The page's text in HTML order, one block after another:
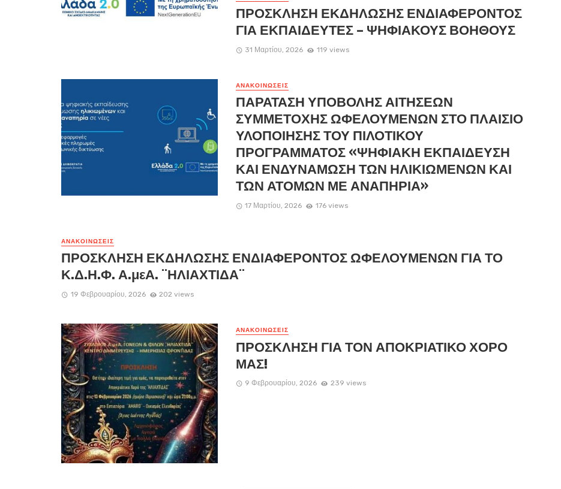
ΠΡΟΣΚΛΗΣΗ ΕΚΔΗΛΩΣΗΣ ΕΝΔΙΑΦΕΡΟΝΤΟΣ
ΓΙΑ ΕΚΠΑΙΔΕΥΤΕΣ – ΨΗΦΙΑΚΟΥΣ ΒΟΗΘΟΥΣ
31 Μαρτίου, 2026 119 views
ΑΝΑΚΟΙΝΏΣΕΙΣ
ΠΑΡΑΤΑΣΗ ΥΠΟΒΟΛΗΣ ΑΙΤΗΣΕΩΝ
ΣΥΜΜΕΤΟΧΗΣ ΩΦΕΛΟΥΜΕΝΩΝ ΣΤΟ ΠΛΑΙΣΙΟ
ΥΛΟΠΟΙΗΣΗΣ ΤΟΥ ΠΙΛΟΤΙΚΟΥ
ΠΡΟΓΡΑΜΜΑΤΟΣ «ΨΗΦΙΑΚΗ ΕΚΠΑΙΔΕΥΣΗ
ΚΑΙ ΕΝΔΥΝΑΜΩΣΗ ΤΩΝ ΗΛΙΚΙΩΜΕΝΩΝ ΚΑΙ
ΤΩΝ ΑΤΟΜΩΝ ΜΕ ΑΝΑΠΗΡΙΑ»
17 Μαρτίου, 2026 176 views
ΑΝΑΚΟΙΝΏΣΕΙΣ
ΠΡΟΣΚΛΗΣΗ ΕΚΔΗΛΩΣΗΣ ΕΝΔΙΑΦΕΡΟΝΤΟΣ ΩΦΕΛΟΥΜΕΝΩΝ ΓΙΑ ΤΟ
Κ.Δ.Η.Φ. Α.μεΑ. ¨ΗΛΙΑΧΤΙΔΑ¨
19 Φεβρουαρίου, 2026 202 views
ΑΝΑΚΟΙΝΏΣΕΙΣ
ΠΡΟΣΚΛΗΣΗ ΓΙΑ ΤΟΝ ΑΠΟΚΡΙΑΤΙΚΟ ΧΟΡΟ
ΜΑΣ!
9 Φεβρουαρίου, 2026 239 views